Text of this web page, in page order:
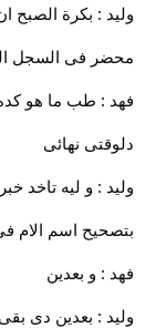
وليد : بكرة الصبح
محضر فى السجل
فهد : طب ما هو كده
دلوقتى نهائى
وليد : و ليه تاخد
بتصحيح اسم الام
فهد : و بعدين
وليد : بعدين دى بقى